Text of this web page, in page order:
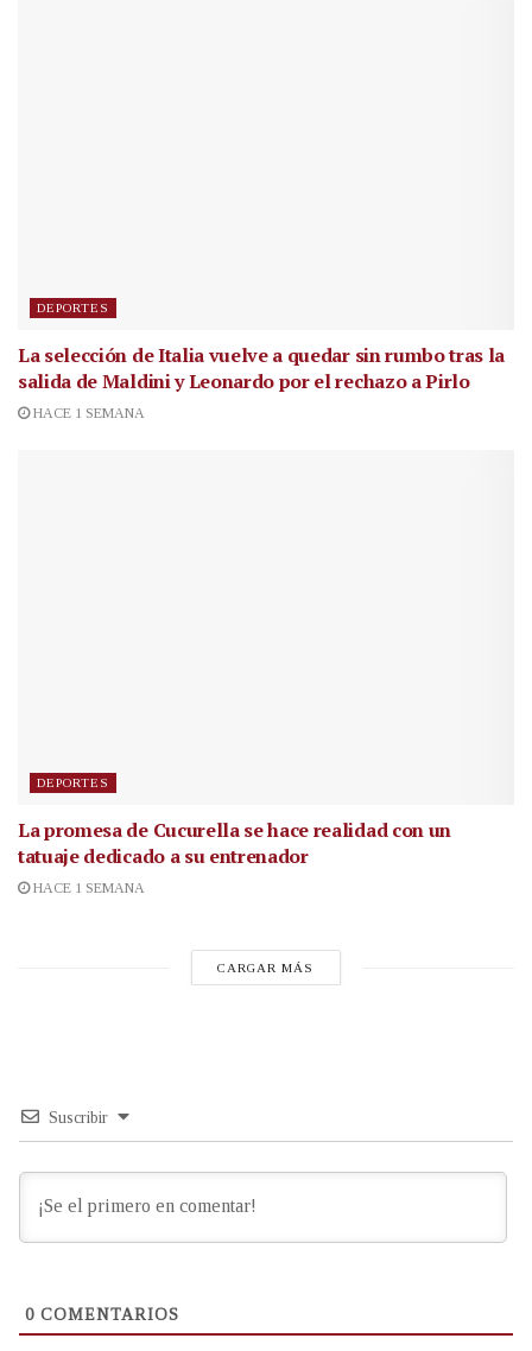
DEPORTES
La selección de Italia vuelve a quedar sin rumbo tras la
salida de Maldini y Leonardo por el rechazo a Pirlo
HACE 1 SEMANA
DEPORTES
La promesa de Cucurella se hace realidad con un
tatuaje dedicado a su entrenador
HACE 1 SEMANA
CARGAR MÁS
Suscribir
0 COMENTARIOS